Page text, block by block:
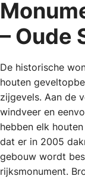
– Oude
De historische
houten
zijgevels. Aan de
windveer en
hebben elk
dat er in 2005
gebouw wordt
rijksmonument.